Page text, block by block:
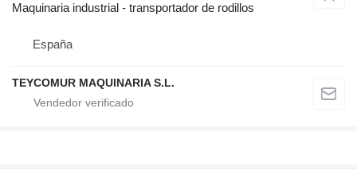
Maquinaria industrial - transportador de rodillos
España
TEYCOMUR MAQUINARIA S.L.